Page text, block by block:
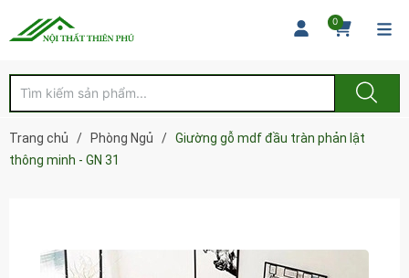
0
Trang chủ / Phòng Ngủ / Giường gỗ mdf đầu tràn phản lật
thông minh - GN 31